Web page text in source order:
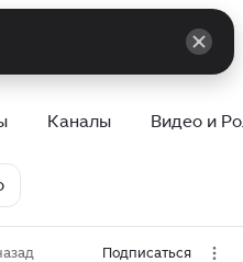
Каналы Видео и
Подписаться